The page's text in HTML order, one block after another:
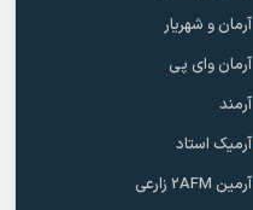
آرمان و شهریار
آرمان وای پی
آرمند
آرمیک استاد
آرمین 2AFM زارعی